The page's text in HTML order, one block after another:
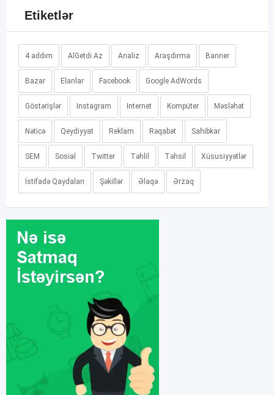
Etiketlər
4 addım AlGetdi.Az Analiz Araşdırma Banner
Bazar Elanlar Facebook Google AdWords
Göstərişlər Instagram Internet Kompüter Məsləhət
Nəticə Qeydiyyat Reklam Rəqabət Sahibkar
SEM Sosial Twitter Təhlil Təhsil Xüsusiyyətlər
İstifadə Qaydaları Şəkillər Əlaqə Ərzaq